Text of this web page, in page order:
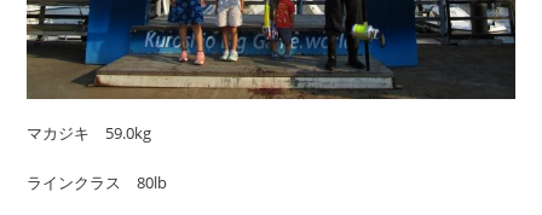
マカジキ 59.0kg
ラインクラス 80lb